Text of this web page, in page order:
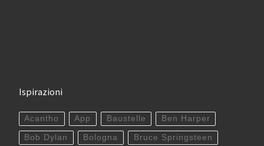
Ispirazioni
Acantho App Baustelle Ben Harper
Bob Dylan Bologna Bruce Springsteen